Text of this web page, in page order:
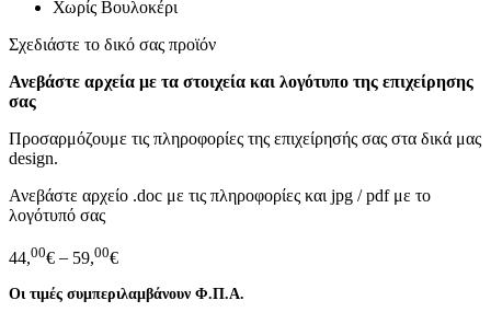
Χωρίς Βουλοκέρι
Σχεδιάστε το δικό σας προϊόν
Ανεβάστε αρχεία με τα στοιχεία και λογότυπο της επιχείρησης
σας
Προσαρμόζουμε τις πληροφορίες της επιχείρησής σας στα δικά μας
design.
Ανεβάστε αρχείο .doc με τις πληροφορίες και jpg / pdf με το
λογότυπό σας
44,00€ – 59,00€
Οι τιμές συμπεριλαμβάνουν Φ.Π.Α.